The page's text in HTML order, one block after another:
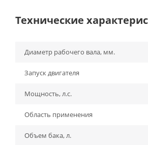
Технические
Диаметр рабочего вала, мм.
Запуск двигателя
Мощность, л.с.
Область применения
Объем бака, л.